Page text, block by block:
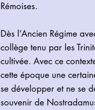
Rémoises.
Dès l’Ancien Régime
collège tenu par les
cultivée. Avec ce
cette époque une
se développer et ne se
souvenir de